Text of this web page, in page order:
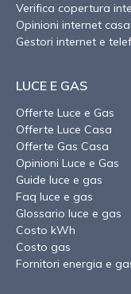
Verifica copertura
Opinioni internet casa
Gestori internet e
LUCE E GAS
Offerte Luce e Gas
Offerte Luce Casa
Offerte Gas Casa
Opinioni Luce e Gas
Guide luce e gas
Faq luce e gas
Glossario luce e gas
Costo kWh
Costo gas
Fornitori energia e